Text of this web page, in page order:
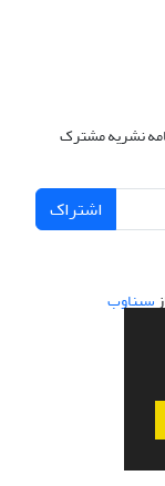
نشریه مشترک
اشتراک
سیناوب